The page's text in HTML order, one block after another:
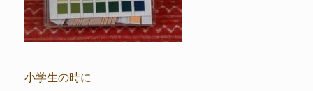
小学生の時に